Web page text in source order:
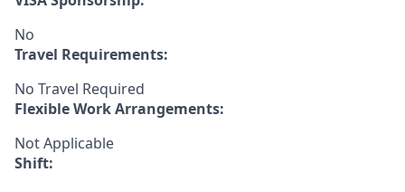
No
Travel Requirements:
No Travel Required
Flexible Work Arrangements:
Not Applicable
Shift: